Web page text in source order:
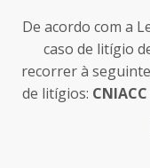
De acordo com a
caso de litígio
recorrer à
de litígios: CNIACC